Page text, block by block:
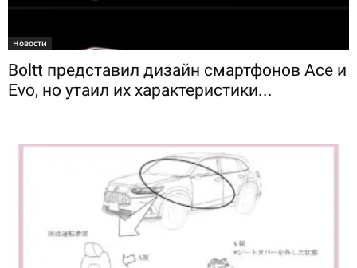
Новости
Boltt представил дизайн смартфонов Ace и
Evo, но утаил их характеристики...